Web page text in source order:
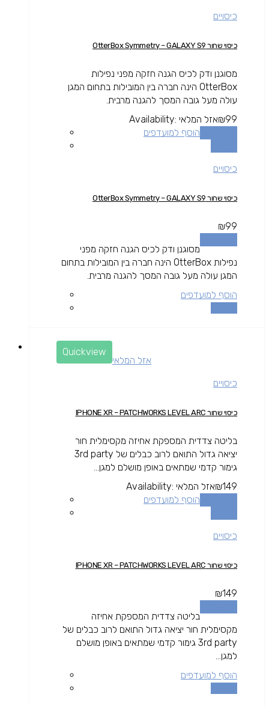
כיסויים
כיסוי שחור OtterBox Symmetry – GALAXY S9
מסוגנן ודק לכיס הגנה חזקה מפני נפילות
OtterBox הינה חברה בין המובילות בתחום המגן
עולה מעל גובה המסך להגנה מרבית.
₪99
Availability: אזל המלאי
הוסף למועדפים
כיסויים
כיסוי שחור OtterBox Symmetry – GALAXY S9
₪99
מסוגנן ודק לכיס הגנה חזקה מפני
נפילות OtterBox הינה חברה בין המובילות בתחום
המגן עולה מעל גובה המסך להגנה מרבית.
הוסף למועדפים
Quickview
אזל המלאי
כיסויים
כיסוי שחור IPHONE XR – PATCHWORKS LEVEL ARC
בליטה צדדית המספקת אחיזה מקסימלית חור
יציאה גדול התואם לרוב כבלים של 3rd party
גימור קדמי שמתאים באופן מושלם למגן...
₪149
Availability: אזל המלאי
הוסף למועדפים
כיסויים
כיסוי שחור IPHONE XR – PATCHWORKS LEVEL ARC
₪149
בליטה צדדית המספקת אחיזה
מקסימלית חור יציאה גדול התואם לרוב כבלים של
3rd party גימור קדמי שמתאים באופן מושלם
למגן...
הוסף למועדפים